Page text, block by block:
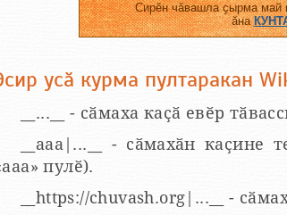
Сирӗн чӑвашла ҫырма май
ӑна
усӑ курма пултаракан
__...__ - сӑмаха каҫӑ евӗр
__aaa|...__ - сӑмахӑн каҫине
пулӗ).
__https://chuvash.org|...__ -